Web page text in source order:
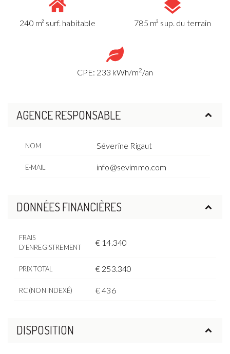
240 m² surf. habitable 785 m² sup. du terrain
CPE: 233 kWh/m2/an
AGENCE RESPONSABLE
NOM Séverine Rigaut
E-MAIL info@sevimmo.com
DONNÉES FINANCIÈRES
FRAIS
D'ENREGISTREMENT
€ 14.340
PRIX TOTAL € 253.340
RC (NON INDEXÉ) € 436
DISPOSITION